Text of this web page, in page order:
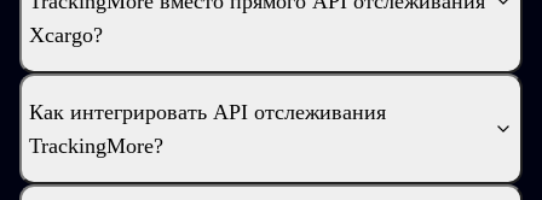
Xcargo?
Как интегрировать API отслеживания
TrackingMore?